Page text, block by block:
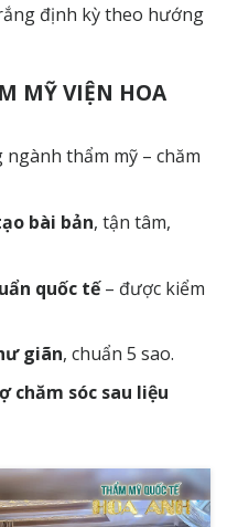
định kỳ theo hướng
MỸ VIỆN HOA
thẩm mỹ – chăm
bài bản, tận tâm,
quốc tế– được kiểm
giãn, chuẩn 5 sao.
chăm sóc sau liệu